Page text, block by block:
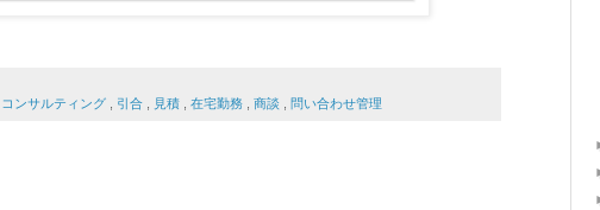
コンサルティング 引合 見積 在宅勤務 商談 問い合わせ管理